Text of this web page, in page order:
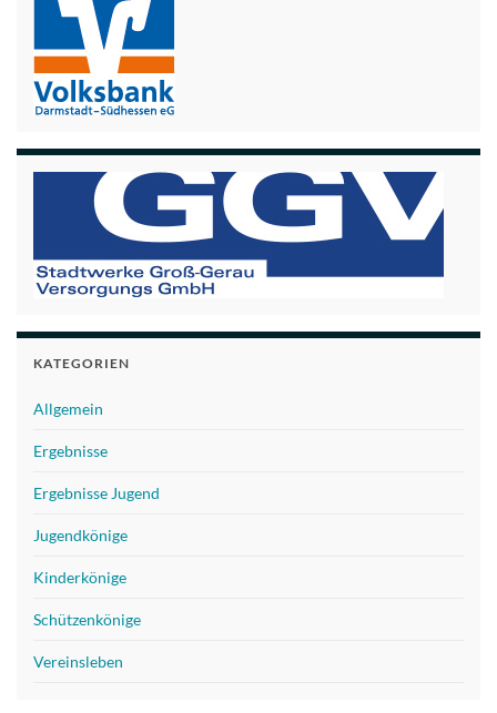
KATEGORIEN
Allgemein
Ergebnisse
Ergebnisse Jugend
Jugendkönige
Kinderkönige
Schützenkönige
Vereinsleben